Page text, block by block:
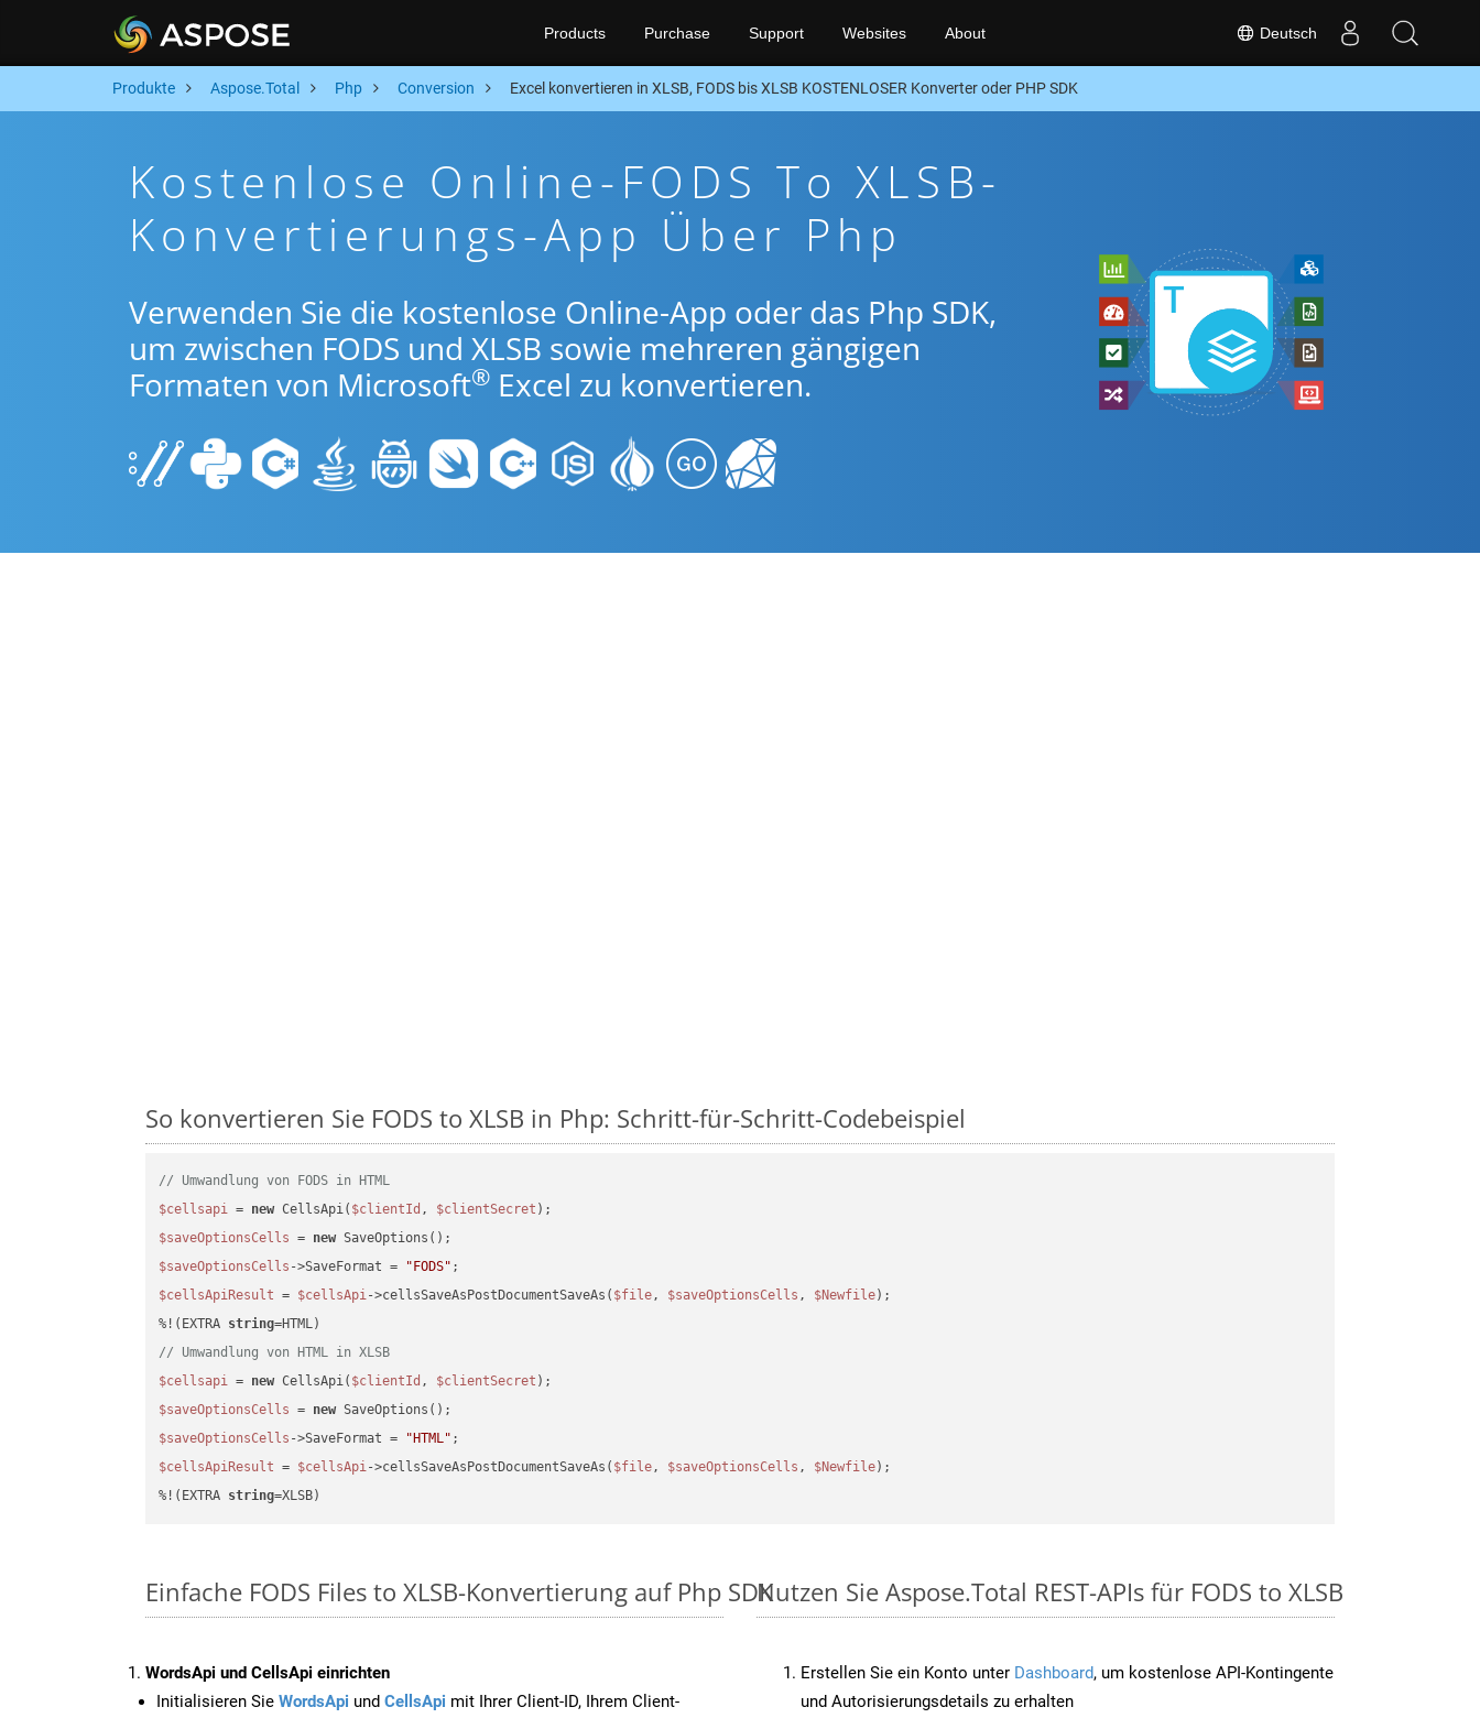
Deutsch
Products Purchase Support Websites About
Produkte Aspose.Total Php Conversion Excel konvertieren in XLSB, FODS bis XLSB KOSTENLOSER Konverter oder PHP SDK
Kostenlose Online-FODS To XLSB-
Konvertierungs-App Über Php
Verwenden Sie die kostenlose Online-App oder das Php SDK,
um zwischen FODS und XLSB sowie mehreren gängigen
Formaten von Microsoft® Excel zu konvertieren.
So konvertieren Sie FODS to XLSB in Php: Schritt-für-Schritt-Codebeispiel
// Umwandlung von FODS in HTML
$cellsapi = new CellsApi( $clientId , $clientSecret
$saveOptionsCells = new
$saveOptionsCells ->SaveFormat = "FODS"
$cellsApiResult = $cellsApi->cellsSaveAsPostDocumentSaveAs( $file, $saveOptionsCells , $Newfile);
%!(EXTRA string
// Umwandlung von HTML in XLSB
$cellsapi = new CellsApi( $clientId , $clientSecret
$saveOptionsCells = new
$saveOptionsCells ->SaveFormat = "HTML"
$cellsApiResult = $cellsApi->cellsSaveAsPostDocumentSaveAs( $file, $saveOptionsCells , $Newfile);
%!(EXTRA string=XLSB)
Einfache FODS Files to XLSB-Konvertierung auf Php SDK
WordsApi und CellsApi einrichten
Initialisieren Sie WordsApi und CellsApi mit Ihrer Client-ID, Ihrem Client-
Nutzen Sie Aspose.Total REST-APIs für FODS to XLSB
Erstellen Sie ein Konto unter Dashboard, um kostenlose API-Kontingente
und Autorisierungsdetails zu erhalten